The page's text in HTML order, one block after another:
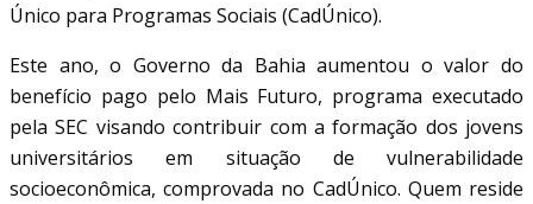
Único para Programas Sociais (CadÚnico).
Este ano, o Governo da Bahia aumentou o valor do
benefício pago pelo Mais Futuro, programa executado
pela SEC visando contribuir com a formação dos jovens
universitários em situação de vulnerabilidade
socioeconômica, comprovada no CadÚnico. Quem reside